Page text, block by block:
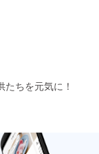
けは１
１月頃
す。
ちを元気に！